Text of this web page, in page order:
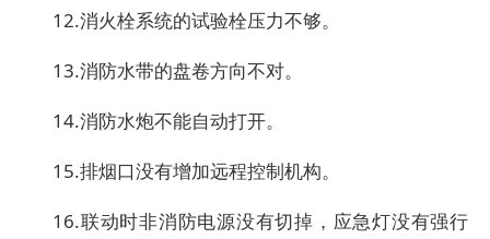
12.消火栓系统的试验栓压力不够。
13.消防水带的盘卷方向不对。
14.消防水炮不能自动打开。
15.排烟口没有增加远程控制机构。
16.联动时非消防电源没有切掉，应急灯没有强行